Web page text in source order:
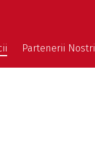
Partenerii Nostri